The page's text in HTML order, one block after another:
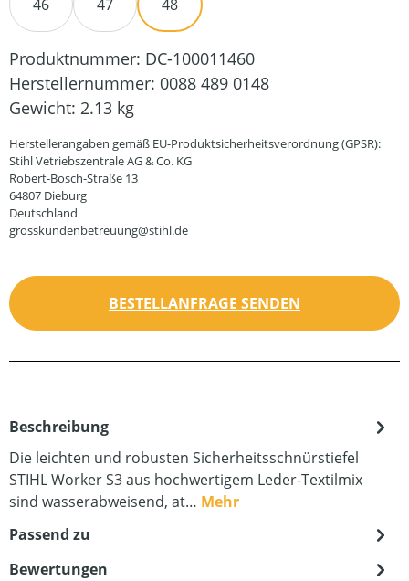
46 47 48
Produktnummer: DC-100011460
Herstellernummer: 0088 489 0148
Gewicht: 2.13 kg
Herstellerangaben gemäß EU-Produktsicherheitsverordnung (GPSR):
Stihl Vetriebszentrale AG & Co. KG
Robert-Bosch-Straße 13
64807 Dieburg
Deutschland
grosskundenbetreuung@stihl.de
BESTELLANFRAGE SENDEN
Beschreibung
Die leichten und robusten Sicherheitsschnürstiefel
STIHL Worker S3 aus hochwertigem Leder-Textilmix
sind wasserabweisend, at… Mehr
Passend zu
Bewertungen